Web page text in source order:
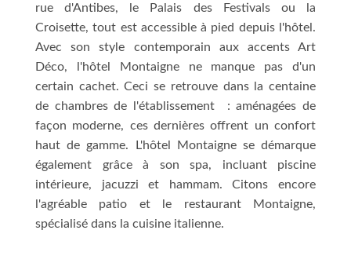
rue d'Antibes, le Palais des Festivals ou la
Croisette, tout est accessible à pied depuis l'hôtel.
Avec son style contemporain aux accents Art
Déco, l'hôtel Montaigne ne manque pas d'un
certain cachet. Ceci se retrouve dans la centaine
de chambres de l'établissement : aménagées de
façon moderne, ces dernières offrent un confort
haut de gamme. L'hôtel Montaigne se démarque
également grâce à son spa, incluant piscine
intérieure, jacuzzi et hammam. Citons encore
l'agréable patio et le restaurant Montaigne,
spécialisé dans la cuisine italienne.